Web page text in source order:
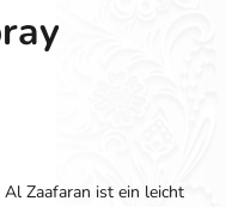
Zaafaran ist ein leicht